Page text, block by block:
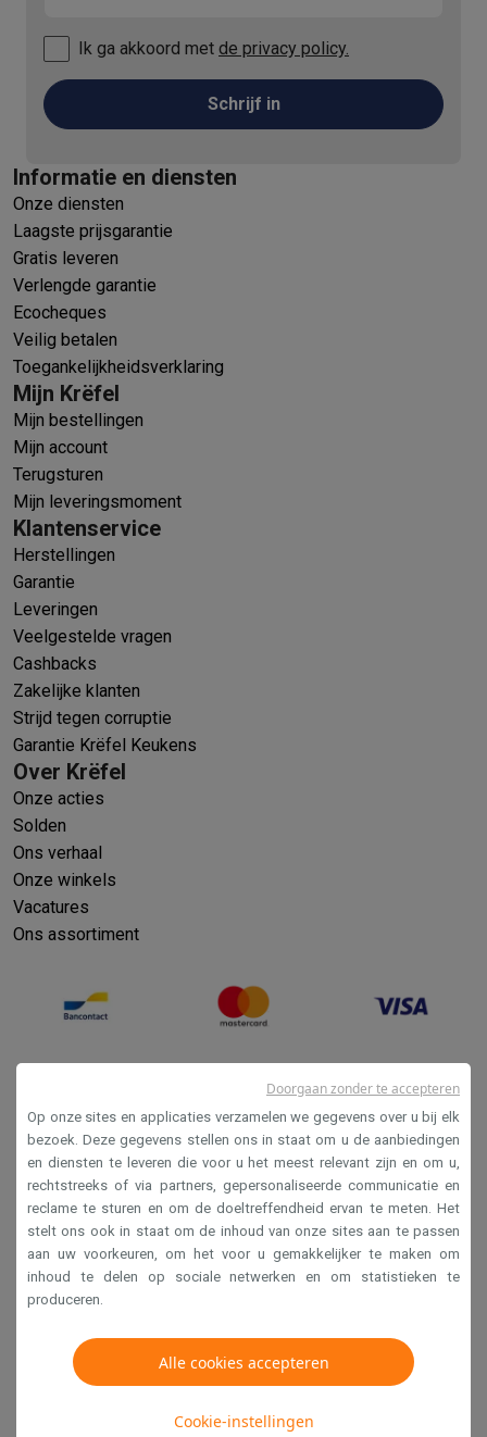
Ik ga akkoord met de privacy policy.
Schrijf in
Informatie en diensten
Onze diensten
Laagste prijsgarantie
Gratis leveren
Verlengde garantie
Ecocheques
Veilig betalen
Toegankelijkheidsverklaring
Mijn Krëfel
Mijn bestellingen
Mijn account
Terugsturen
Mijn leveringsmoment
Klantenservice
Herstellingen
Garantie
Leveringen
Veelgestelde vragen
Cashbacks
Zakelijke klanten
Strijd tegen corruptie
Garantie Krëfel Keukens
Over Krëfel
Onze acties
Solden
Ons verhaal
Onze winkels
Vacatures
Ons assortiment
Verkoopsvoorwaarden
Privacy
Disclaimer
Cookies
Krëfel NV - Steenstraat 44 - Industriezone 4 "T Sas",
1851 Humbeek, België
Op onze sites en applicaties verzamelen we gegevens over u bij elk
bezoek. Deze gegevens stellen ons in staat om u de aanbiedingen
en diensten te leveren die voor u het meest relevant zijn en om u,
rechtstreeks of via partners, gepersonaliseerde communicatie en
reclame te sturen en om de doeltreffendheid ervan te meten. Het
stelt ons ook in staat om de inhoud van onze sites aan te passen
aan uw voorkeuren, om het voor u gemakkelijker te maken om
inhoud te delen op sociale netwerken en om statistieken te
produceren.
Alle cookies accepteren
Cookie-instellingen
Doorgaan zonder te accepteren